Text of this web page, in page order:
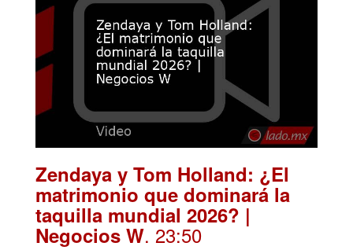
Zendaya y Tom Holland: ¿El
matrimonio que dominará la
taquilla mundial 2026? |
Negocios W. 23:50